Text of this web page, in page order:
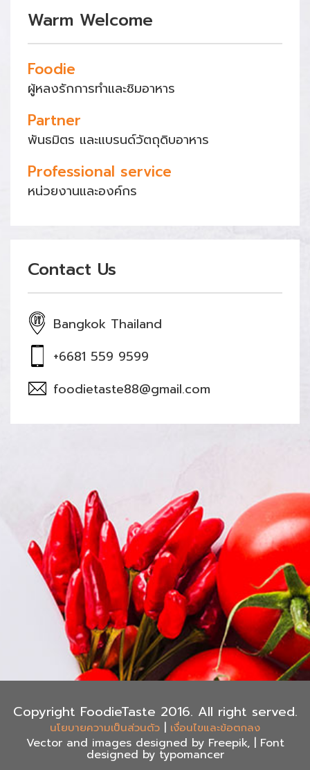
Warm Welcome
Foodie
ผู้หลงรักการทำและชิมอาหาร
Partner
พันธมิตร และแบรนด์วัตถุดิบอาหาร
Professional service
หน่วยงานและองค์กร
Contact Us
Bangkok Thailand
+6681 559 9599
foodietaste88@gmail.com
Copyright FoodieTaste 2016. All right served.
นโยบายความเป็นส่วนตัว เงื่อนไขและข้อตกลง
Vector and images designed by Freepik, | Font
designed by typomancer